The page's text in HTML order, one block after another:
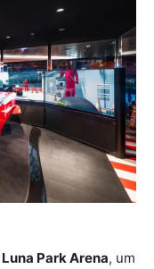
Luna Park Arena, um